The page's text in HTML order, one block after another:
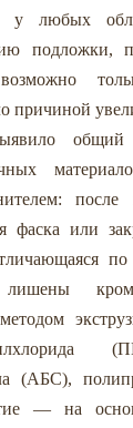
у любых
подложки,
причиной
общий
после
фаска или
(АБС),
— на